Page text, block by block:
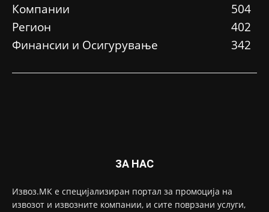
Компании
504
Регион
402
Финансии и Осигурување
342
ЗА НАС
Извоз.МК е специјализиран портал за промоција на
извозот и извозните компании, и сите поврзани услуги,